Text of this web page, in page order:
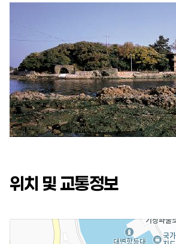
위치 및 교통정보